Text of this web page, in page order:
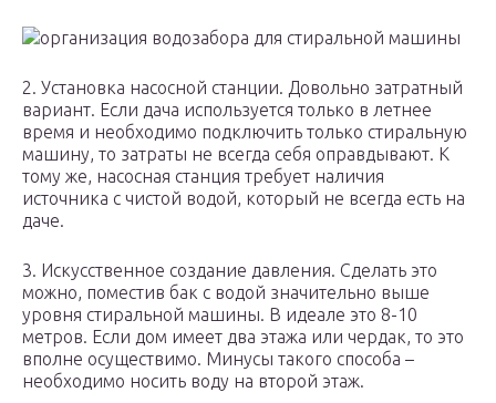
организация водозабора для стиральной машины
2. Установка насосной станции. Довольно затратный
вариант. Если дача используется только в летнее
время и необходимо подключить только стиральную
машину, то затраты не всегда себя оправдывают. К
тому же, насосная станция требует наличия
источника с чистой водой, который не всегда есть на
даче.
3. Искусственное создание давления. Сделать это
можно, поместив бак с водой значительно выше
уровня стиральной машины. В идеале это 8-10
метров. Если дом имеет два этажа или чердак, то это
вполне осуществимо. Минусы такого способа –
необходимо носить воду на второй этаж.